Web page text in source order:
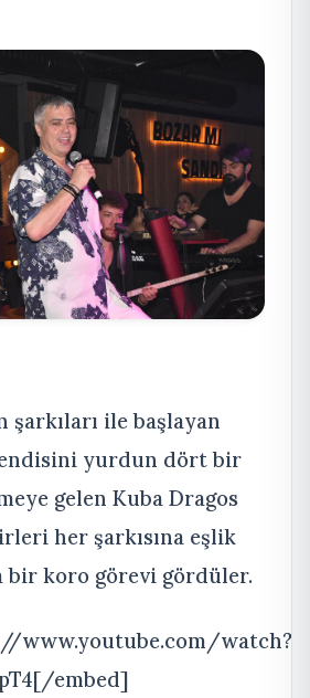
şarkıları ile başlayan
yurdun dört bir
gelen Kuba Dragos
her şarkısına eşlik
bir koro görevi gördüler.
www.youtube.com/watch?
embed]